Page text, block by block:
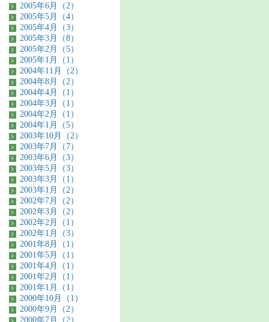
2005年6月（2）
2005年5月（4）
2005年4月（3）
2005年3月（8）
2005年2月（5）
2005年1月（1）
2004年11月（2）
2004年8月（2）
2004年4月（1）
2004年3月（1）
2004年2月（1）
2004年1月（5）
2003年10月（2）
2003年7月（7）
2003年6月（3）
2003年5月（3）
2003年3月（1）
2003年1月（2）
2002年7月（2）
2002年3月（2）
2002年2月（1）
2002年1月（3）
2001年8月（1）
2001年5月（1）
2001年4月（1）
2001年2月（1）
2001年1月（1）
2000年10月（1）
2000年9月（2）
2000年7月（2）